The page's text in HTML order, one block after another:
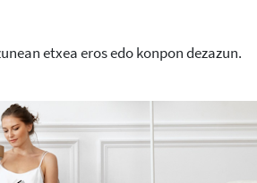
etxea eros edo konpon dezazun.